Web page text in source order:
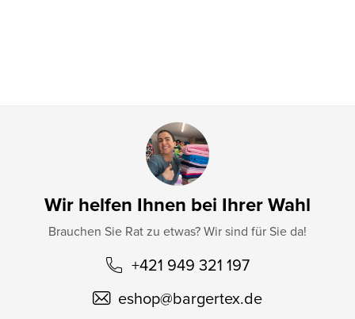
Wir helfen Ihnen bei Ihrer Wahl
Brauchen Sie Rat zu etwas? Wir sind für Sie da!
+421 949 321 197
eshop@bargertex.de